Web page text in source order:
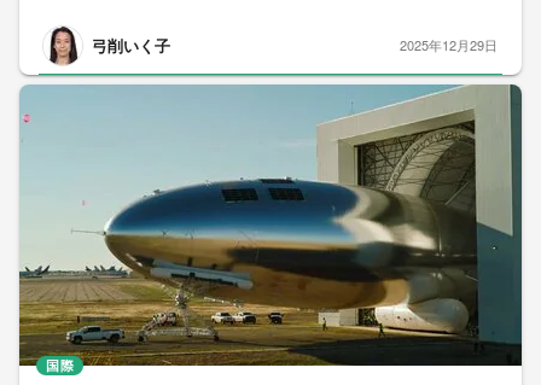
弓削いく子 2025年12月29日
国際